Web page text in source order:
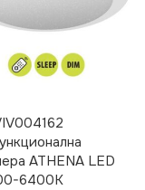
ATHENA LED
6400K